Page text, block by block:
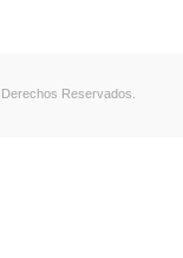
Reservados.